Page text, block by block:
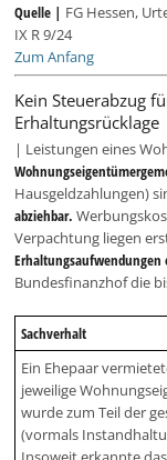
Quelle | FG Hessen,
IX R 9/24
Zum Anfang
Kein Steuerabzug
Erhaltungsrücklage
| Leistungen eines
Hausgeldzahlungen)
abziehbar.
Verpachtung liegen
Bundesfinanzhof die
Sachverhalt
Ein Ehepaar
jeweilige
wurde zum Teil der
(vormals